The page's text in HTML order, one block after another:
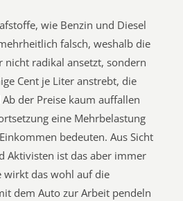
wie Benzin und Diesel
falsch, weshalb die
nicht radikal ansetzt, sondern
Cent je Liter anstrebt, die
der Preise kaum auffallen
eine Mehrbelastung
bedeuten. Aus Sicht
Aktivisten ist das aber immer
wirkt das wohl auf die
dem Auto zur Arbeit pendeln